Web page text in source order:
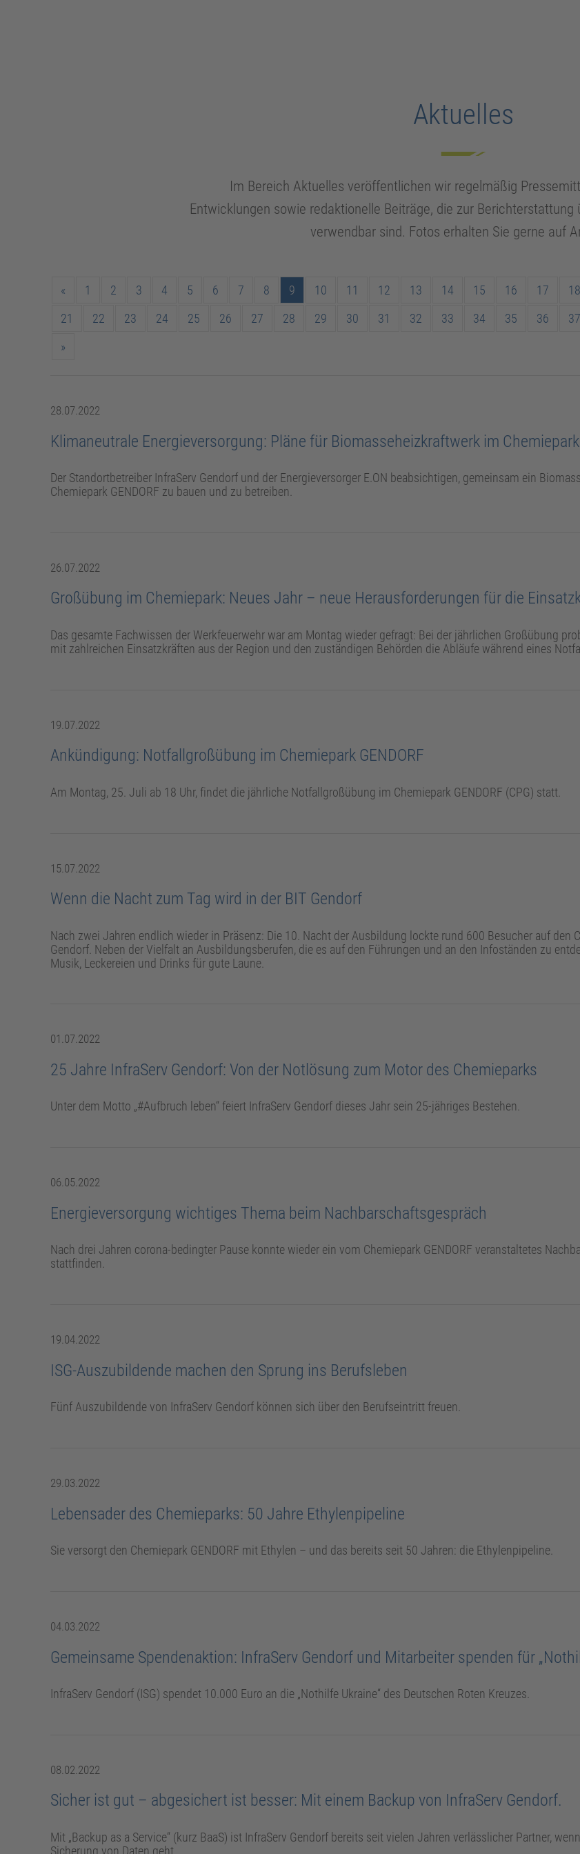
Aktuelles
Im Bereich Aktuelles veröffentlichen wir regelmäßig
Entwicklungen sowie redaktionelle Beiträge, die zur
­verwendbar sind. Fotos erhalten Sie gerne auf
« 1 2 3 4 5 6 7 8 9 10 11 12 13 14 15 16 17 18
21
22 23 24 25 26 27 28 29 30 31 32 33 34 35 36 37
»
28.07.2022
Klimaneutrale Energieversorgung: Pläne für Biomasseheizkraftwerk im Chemiepark
Der Standortbetreiber InfraServ Gendorf und der Energieversorger E.ON beabsichtigen, gemeinsam ein
Chemiepark GENDORF zu bauen und zu betreiben.
26.07.2022
Großübung im Chemiepark: Neues Jahr – neue Herausforderungen für die
Das gesamte Fachwissen der Werkfeuerwehr war am Montag wieder gefragt: Bei der jährlichen Großübung
mit zahlreichen Einsatzkräften aus der Region und den zuständigen Behörden die Abläufe während eines
19.07.2022
Ankündigung: Notfallgroßübung im Chemiepark GENDORF
Am Montag, 25. Juli ab 18 Uhr, findet die jährliche Notfallgroßübung im Chemiepark GENDORF (CPG) statt.
15.07.2022
Wenn die Nacht zum Tag wird in der BIT Gendorf
Nach zwei Jahren endlich wieder in Präsenz: Die 10. Nacht der Ausbildung lockte rund 600 Besucher auf den
Gendorf. Neben der Vielfalt an Ausbildungsberufen, die es auf den Führungen und an den Infoständen zu
Musik, Leckereien und Drinks für gute Laune.
01.07.2022
25 Jahre InfraServ Gendorf: Von der Notlösung zum Motor des Chemieparks
Unter dem Motto „#Aufbruch leben“ feiert InfraServ Gendorf dieses Jahr sein 25-jähriges Bestehen.
06.05.2022
Energieversorgung wichtiges Thema beim Nachbarschaftsgespräch
Nach drei Jahren corona-bedingter Pause konnte wieder ein vom Chemiepark GENDORF veranstaltetes
stattfinden.
19.04.2022
ISG-Auszubildende machen den Sprung ins Berufsleben
Fünf Auszubildende von InfraServ Gendorf können sich über den Berufseintritt freuen.
29.03.2022
Lebensader des Chemieparks: 50 Jahre Ethylenpipeline
Sie versorgt den Chemiepark GENDORF mit Ethylen – und das bereits seit 50 Jahren: die Ethylenpipeline.
04.03.2022
Gemeinsame Spendenaktion: InfraServ Gendorf und Mitarbeiter spenden für
InfraServ Gendorf (ISG) spendet 10.000 Euro an die „Nothilfe Ukraine“ des Deutschen Roten Kreuzes.
08.02.2022
Sicher ist gut – abgesichert ist besser: Mit einem Backup von InfraServ Gendorf.
Mit „Backup as a Service“ (kurz BaaS) ist InfraServ Gendorf bereits seit vielen Jahren verlässlicher Partner,
Sicherung von Daten geht